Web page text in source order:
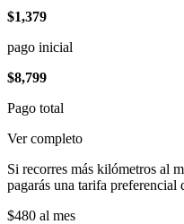
$1,379
pago inicial
$8,799
Pago total
Ver completo
Si recorres más kilómetros al
pagarás una tarifa preferencial
$480 al mes